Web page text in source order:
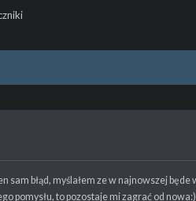
sam błąd, myślałem ze w najnowszej
pomysłu, to pozostaje mi zagrać od